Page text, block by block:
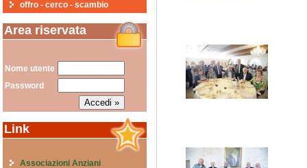
offro - cerco - scambio
Area riservata
Nome utente
Password
Link
Associazioni Anziani